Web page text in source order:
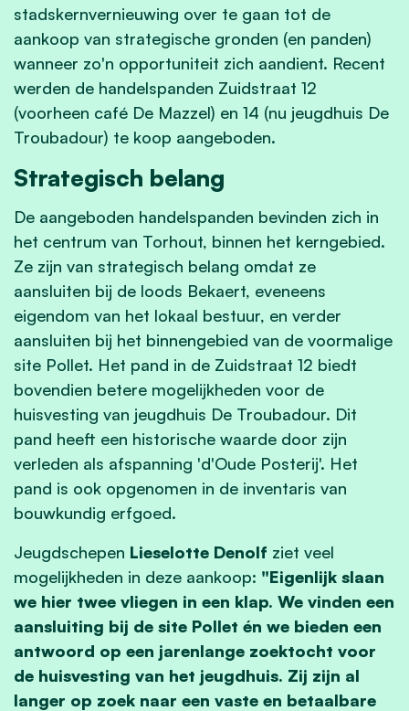
stadskernvernieuwing over te gaan tot de
aankoop van strategische gronden (en panden)
wanneer zo'n opportuniteit zich aandient. Recent
werden de handelspanden Zuidstraat 12
(voorheen café De Mazzel) en 14 (nu jeugdhuis De
Troubadour) te koop aangeboden.
Strategisch belang
De aangeboden handelspanden bevinden zich in
het centrum van Torhout, binnen het kerngebied.
Ze zijn van strategisch belang omdat ze
aansluiten bij de loods Bekaert, eveneens
eigendom van het lokaal bestuur, en verder
aansluiten bij het binnengebied van de voormalige
site Pollet. Het pand in de Zuidstraat 12 biedt
bovendien betere mogelijkheden voor de
huisvesting van jeugdhuis De Troubadour. Dit
pand heeft een historische waarde door zijn
verleden als afspanning 'd'Oude Posterij'. Het
pand is ook opgenomen in de inventaris van
bouwkundig erfgoed.
Jeugdschepen Lieselotte Denolf ziet veel
mogelijkheden in deze aankoop: "Eigenlijk slaan
we hier twee vliegen in een klap. We vinden een
aansluiting bij de site Pollet én we bieden een
antwoord op een jarenlange zoektocht voor
de huisvesting van het jeugdhuis. Zij zijn al
langer op zoek naar een vaste en betaalbare